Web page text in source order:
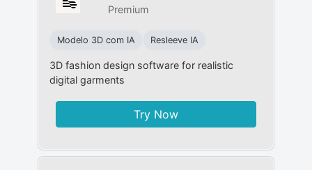
Premium
Modelo 3D com IA Resleeve IA
3D fashion design software for realistic
digital garments
Try Now